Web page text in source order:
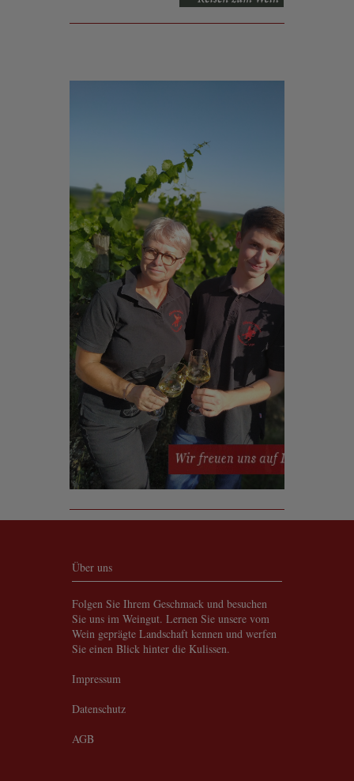
Über uns
Folgen Sie Ihrem Geschmack und besuchen
Sie uns im Weingut. Lernen Sie unsere vom
Wein geprägte Landschaft kennen und werfen
Sie einen Blick hinter die Kulissen.
Impressum
Datenschutz
AGB